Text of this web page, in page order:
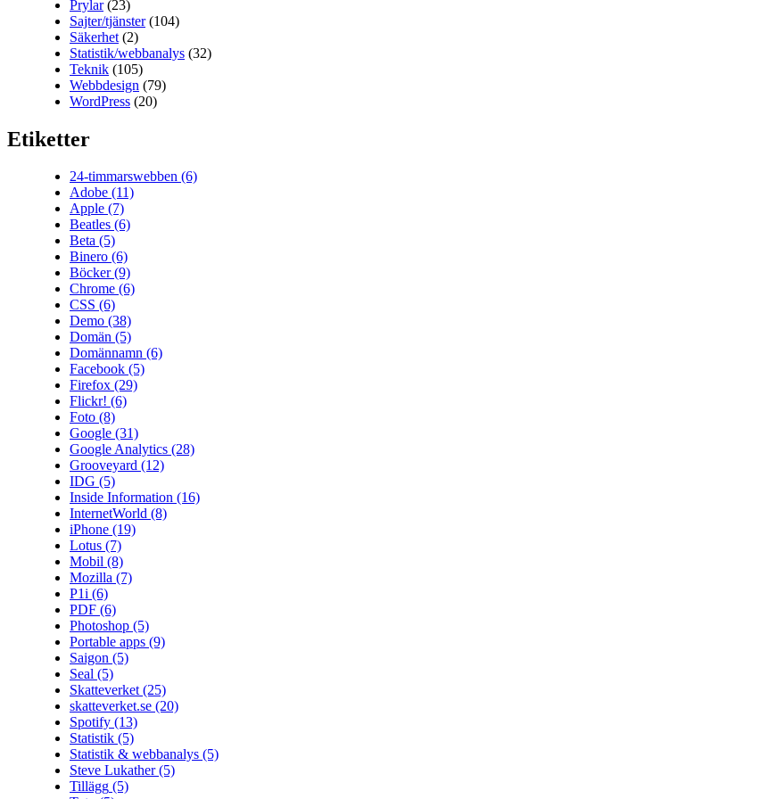
Prylar(23)
Sajter/tjänster(104)
Säkerhet (2)
Statistik/webbanalys (32)
Teknik (105)
Webbdesign (79)
WordPress (20)
Etiketter
24-timmarswebben (6)
Adobe (11)
Apple (7)
Beatles (6)
Beta (5)
Binero (6)
Böcker(9)
Chrome (6)
CSS (6)
Demo (38)
Domän (5)
Domännamn (6)
Facebook (5)
Firefox (29)
Flickr! (6)
Foto (8)
Google (31)
Google Analytics (28)
Grooveyard (12)
IDG (5)
Inside Information (16)
InternetWorld (8)
iPhone (19)
Lotus (7)
Mobil (8)
Mozilla (7)
P1i (6)
PDF (6)
Photoshop (5)
Portable apps (9)
Saigon (5)
Seal (5)
Skatteverket(25)
skatteverket.se (20)
Spotify (13)
Statistik (5)
Statistik & webbanalys (5)
Steve Lukather(5)
Tillägg (5)